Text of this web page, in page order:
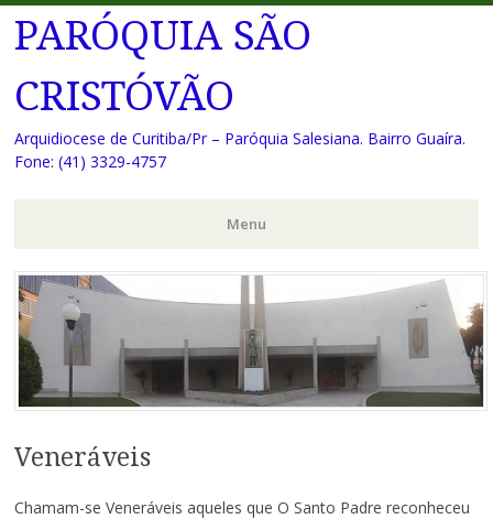
PARÓQUIA SÃO
CRISTÓVÃO
Arquidiocese de Curitiba/Pr – Paróquia Salesiana. Bairro Guaíra.
Fone: (41) 3329-4757
Menu
Pular
para
o
conteúdo
Veneráveis
Chamam-se Veneráveis aqueles que O Santo Padre reconheceu